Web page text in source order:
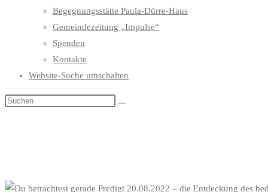
Begegnungsstätte Paula-Dürre-Haus
Gemeindezeitung „Impulse“
Spenden
Kontakte
Website-Suche umschalten